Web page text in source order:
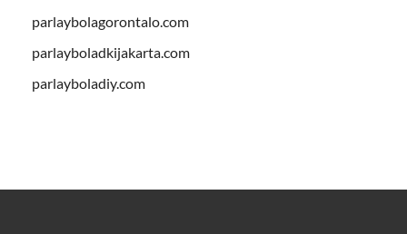
parlaybolagorontalo.com
parlayboladkijakarta.com
parlayboladiy.com